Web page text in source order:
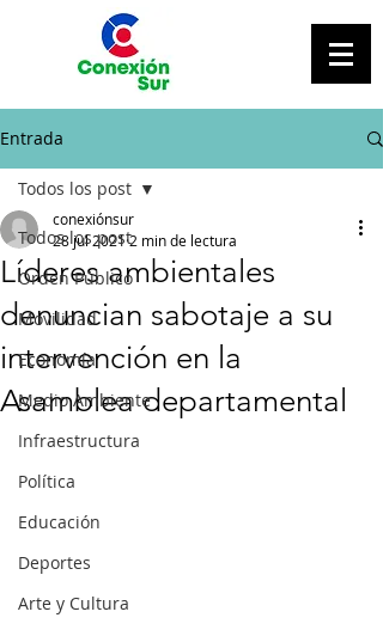
Entrada
Todos los post
Orden Público
Movilidad
Economía
Medio Ambiente
Infraestructura
Política
Educación
Deportes
Arte y Cultura
Todos los post
Líderes ambientales
denuncian sabotaje a su
intervención en la
Asamblea departamental
conexiónsur
28 jul 2021 2 min de lectura